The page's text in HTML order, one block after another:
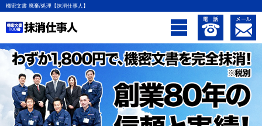
機密文書 廃棄/処理【抹消仕事人】